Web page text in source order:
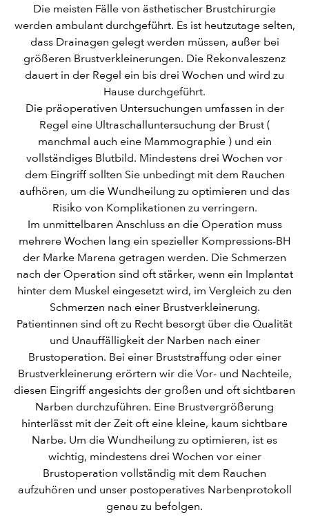
Die meisten Fälle von ästhetischer Brustchirurgie
werden ambulant durchgeführt. Es ist heutzutage selten,
dass Drainagen gelegt werden müssen, außer bei
größeren Brustverkleinerungen. Die Rekonvaleszenz
dauert in der Regel ein bis drei Wochen und wird zu
Hause durchgeführt.
Die präoperativen Untersuchungen umfassen in der
Regel eine Ultraschalluntersuchung der Brust (
manchmal auch eine Mammographie ) und ein
vollständiges Blutbild. Mindestens drei Wochen vor
dem Eingriff sollten Sie unbedingt mit dem Rauchen
aufhören, um die Wundheilung zu optimieren und das
Risiko von Komplikationen zu verringern.
Im unmittelbaren Anschluss an die Operation muss
mehrere Wochen lang ein spezieller Kompressions-BH
der Marke Marena getragen werden. Die Schmerzen
nach der Operation sind oft stärker, wenn ein Implantat
hinter dem Muskel eingesetzt wird, im Vergleich zu den
Schmerzen nach einer Brustverkleinerung.
Patientinnen sind oft zu Recht besorgt über die Qualität
und Unauffälligkeit der Narben nach einer
Brustoperation. Bei einer Bruststraffung oder einer
Brustverkleinerung erörtern wir die Vor- und Nachteile,
diesen Eingriff angesichts der großen und oft sichtbaren
Narben durchzuführen. Eine Brustvergrößerung
hinterlässt mit der Zeit oft eine kleine, kaum sichtbare
Narbe. Um die Wundheilung zu optimieren, ist es
wichtig, mindestens drei Wochen vor einer
Brustoperation vollständig mit dem Rauchen
aufzuhören und unser postoperatives Narbenprotokoll
genau zu befolgen.